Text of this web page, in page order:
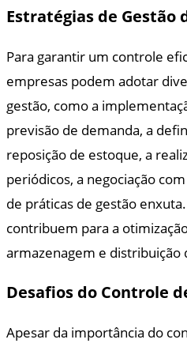
Estratégias de Gestão
Para garantir um controle
empresas podem adotar
gestão, como a
previsão de demanda, a
reposição de estoque, a
periódicos, a negociação
de práticas de gestão
contribuem para a
armazenagem e distribuição
Desafios do Controle
Apesar da importância do